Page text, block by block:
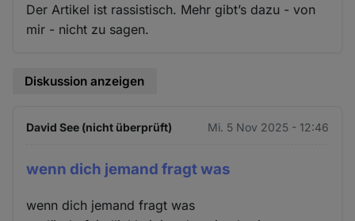
Der Artikel ist rassistisch. Mehr gibt’s dazu - von
mir - nicht zu sagen.
Diskussion anzeigen
David See (nicht überprüft) Mi. 5 Nov 2025 - 12:46
wenn dich jemand fragt was
wenn dich jemand fragt was